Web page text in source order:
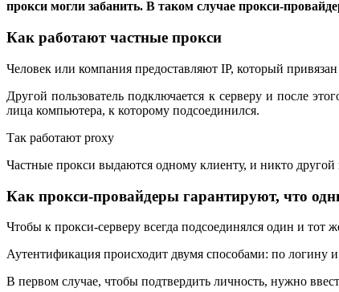
прокси могли забанить. В таком случае прокси-
Как работают частные прокси
Человек или компания предоставляют IP, который
Другой пользователь подключается к серверу и после
лица компьютера, к которому подсоединился.
Так работают proxy
Частные прокси выдаются одному клиенту, и никто
Как прокси-провайдеры гарантируют, что
Чтобы к прокси-серверу всегда подсоединялся один и
Аутентификация происходит двумя способами: по логину
В первом случае, чтобы подтвердить личность, нужно